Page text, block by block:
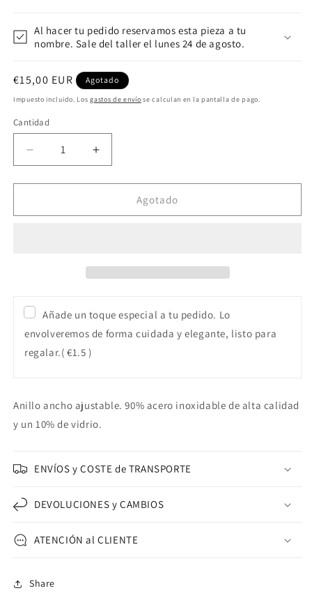
Al hacer tu pedido reservamos esta pieza a tu
nombre. Sale del taller el lunes 24 de agosto.
Precio
habitual
€15,00 EUR Agotado
Impuesto incluido. Losgastos de envío se calculan en la pantalla de pago.
Cantidad
Reducir
cantidad
para
RECTANGULO
Aumentar
cantidad
para
ANILLO
RECTANGULO
Agotado
Añade un toque especial a tu pedido. Lo
envolveremos de forma cuidada y elegante, listo para
regalar.( €1.5 )
Anillo ancho ajustable.90% acero inoxidable de alta calidad
y un 10% de vidrio.
ENVÍOS y COSTE de TRANSPORTE
DEVOLUCIONES y CAMBIOS
ATENCIÓN al CLIENTE
Share